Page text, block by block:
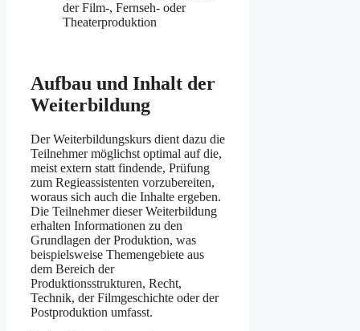
der Film-, Fernseh- oder
Theaterproduktion
Aufbau und Inhalt der
Weiterbildung
Der Weiterbildungskurs dient dazu die
Teilnehmer möglichst optimal auf die,
meist extern statt findende, Prüfung
zum Regieassistenten vorzubereiten,
woraus sich auch die Inhalte ergeben.
Die Teilnehmer dieser Weiterbildung
erhalten Informationen zu den
Grundlagen der Produktion, was
beispielsweise Themengebiete aus
dem Bereich der
Produktionsstrukturen, Recht,
Technik, der Filmgeschichte oder der
Postproduktion umfasst.